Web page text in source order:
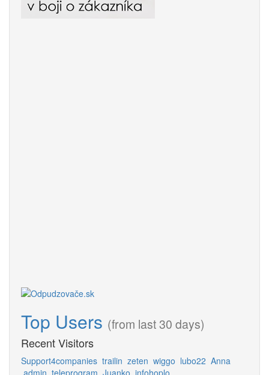
Top Users (from last 30 days)
Recent Visitors
Support4companies trailin zeten wiggo lubo22 Anna
admin teleprogram Juanko infohoplo